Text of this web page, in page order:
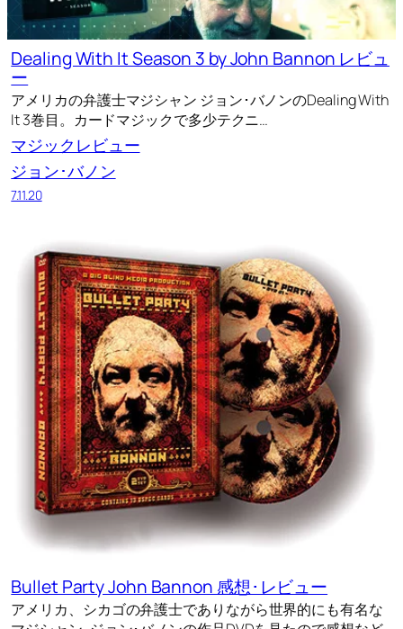
Dealing With It Season 3 by John Bannon レビュ
ー
アメリカの弁護士マジシャン ジョン･バノンのDealing With
It 3巻目。カードマジックで多少テクニ…
マジックレビュー
ジョン･バノン
7.11.20
Bullet Party John Bannon 感想･レビュー
アメリカ、シカゴの弁護士でありながら世界的にも有名な